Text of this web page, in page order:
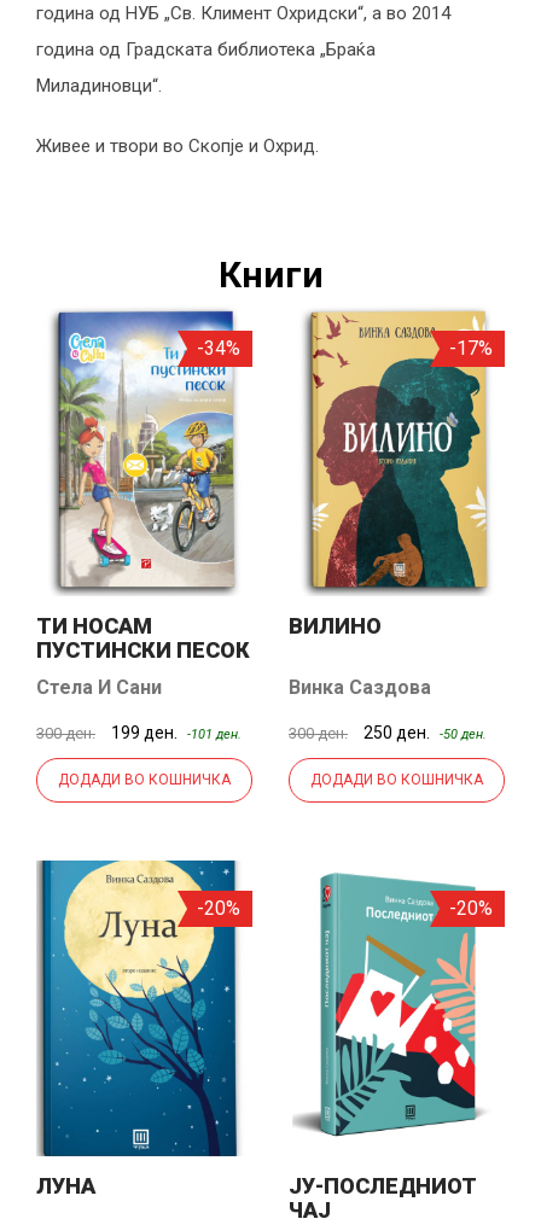
година од НУБ „Св. Климент Охридски“, а во 2014
година од Градската библиотека „Браќа
Миладиновци“.
Живее и твори во Скопје и Охрид.
Книги
-34%
ТИ НОСАМ
ПУСТИНСКИ ПЕСОК
(СТЕЛА И САНИ)
Стела И Сани
300 ден. 199 ден. -101 ден.
ДОДАДИ ВО КОШНИЧКА
-17%
ВИЛИНО
Винка Саздова
300 ден. 250 ден. -50 ден.
ДОДАДИ ВО КОШНИЧКА
-20%
ЛУНА
-20%
ЈУ-ПОСЛЕДНИОТ
ЧАЈ